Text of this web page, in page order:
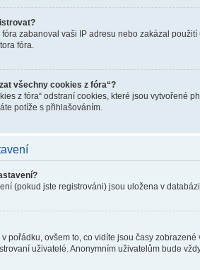
zabanoval vaši IP adresu nebo zakázal
fóra.
všechny cookies z fóra“?
z fóra“ odstraní cookies, které jsou
potíže s přihlašováním.
(pokud jste registrováni) jsou uložena v
pořádku, ovšem to, co vidíte jsou časy
uživatelé. Anonymním uživatelům bude